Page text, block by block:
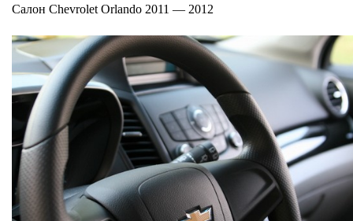
Салон Chevrolet Orlando 2011 — 2012